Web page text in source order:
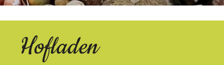
Hofladen